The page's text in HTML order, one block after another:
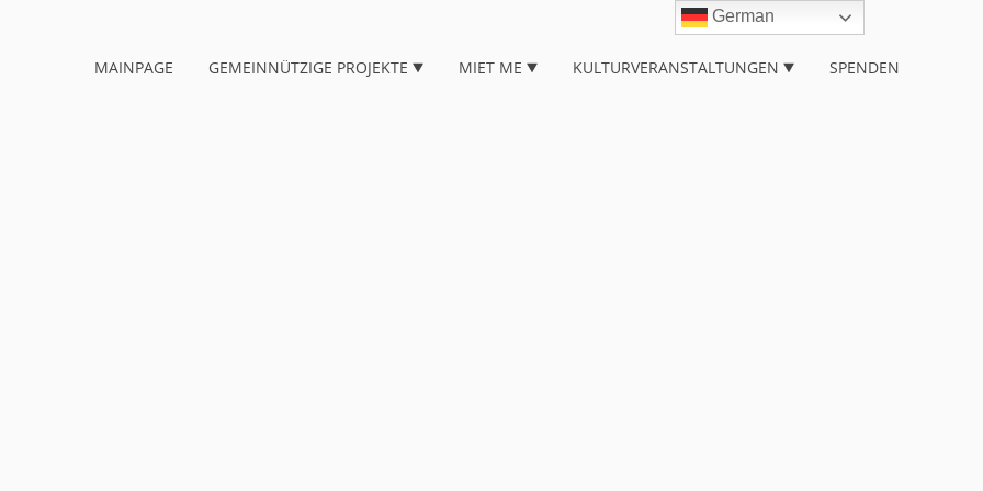
MAINPAGE GEMEINNÜTZIGE PROJEKTE MIET ME KULTURVERANSTALTUNGEN SPENDEN
German